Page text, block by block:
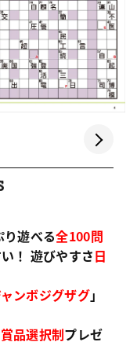
り遊べる全100問
！ 遊びやすさ日
ンボジグザグ」
賞品選択制プレゼ